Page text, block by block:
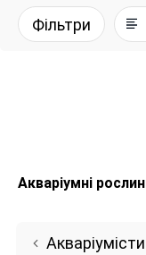
Фільтри
Акваріумні